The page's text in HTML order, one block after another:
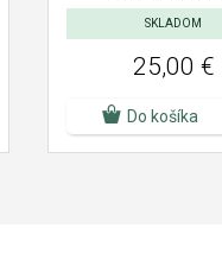
SKLADOM
25,00 €
Do košíka